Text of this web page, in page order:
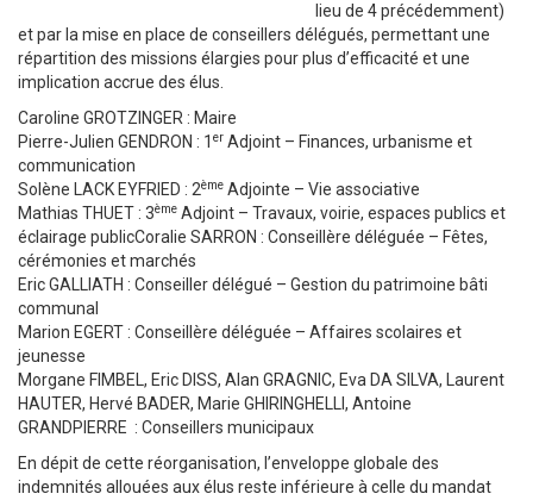
lieu de 4 précédemment)
et par la mise en place de conseillers délégués, permettant une
répartition des missions élargies pour plus d’efficacité et une
implication accrue des élus.
Caroline GROTZINGER : Maire
Pierre-Julien GENDRON : 1 er Adjoint – Finances, urbanisme et
communication
Solène LACK EYFRIED : 2ème Adjointe – Vie associative
Mathias THUET : 3ème Adjoint – Travaux, voirie, espaces publics et
éclairage publicCoralie SARRON : Conseillère déléguée – Fêtes,
cérémonies et marchés
Eric GALLIATH : Conseiller délégué – Gestion du patrimoine bâti
communal
Marion EGERT : Conseillère déléguée – Affaires scolaires et
jeunesse
Morgane FIMBEL, Eric DISS, Alan GRAGNIC, Eva DA SILVA, Laurent
HAUTER, Hervé BADER, Marie GHIRINGHELLI, Antoine
GRANDPIERRE : Conseillers municipaux
En dépit de cette réorganisation, l’enveloppe globale des
indemnités allouées aux élus reste inférieure à celle du mandat